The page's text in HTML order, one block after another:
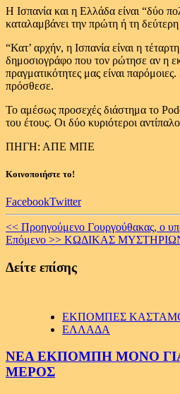
Η Ισπανία και η Ελλάδα είναι “δύο
καταλαμβάνει την πρώτη ή τη
“Κατ’ αρχήν, η Ισπανία είναι η
δημοσιογράφο που τον ρώτησε αν η
πραγματικότητες μας είναι
πρόσθεσε.
Το αμέσως προσεχές διάστημα το
του έτους. Οι δύο κυριότεροι
ΠΗΓΗ: ΑΠΕ ΜΠΕ
Κοινοποιήστε το!
FacebookTwitter
Continue
Reading
<< Προηγούμενο Γουργούθακας, o
Επόμενο >> ΚΩΔΙΚΑΣ
Δείτε επίσης
ΕΚΠΟΜΠΕΣ
ΕΛΛΑΔΑ
ΝΕΑ ΕΚΠΟΜΠΗ ΜΟΝΟ
ΜΕΡΟΣ